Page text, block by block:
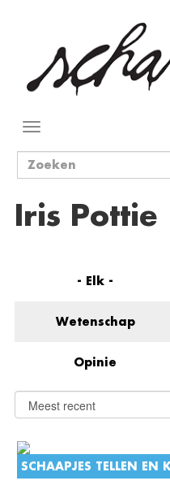
inhoud
Navigatie
Zoekveld
Iris Pottie
- Elk -
Wetenschap
Opinie
SCHAAPJES TELLEN EN